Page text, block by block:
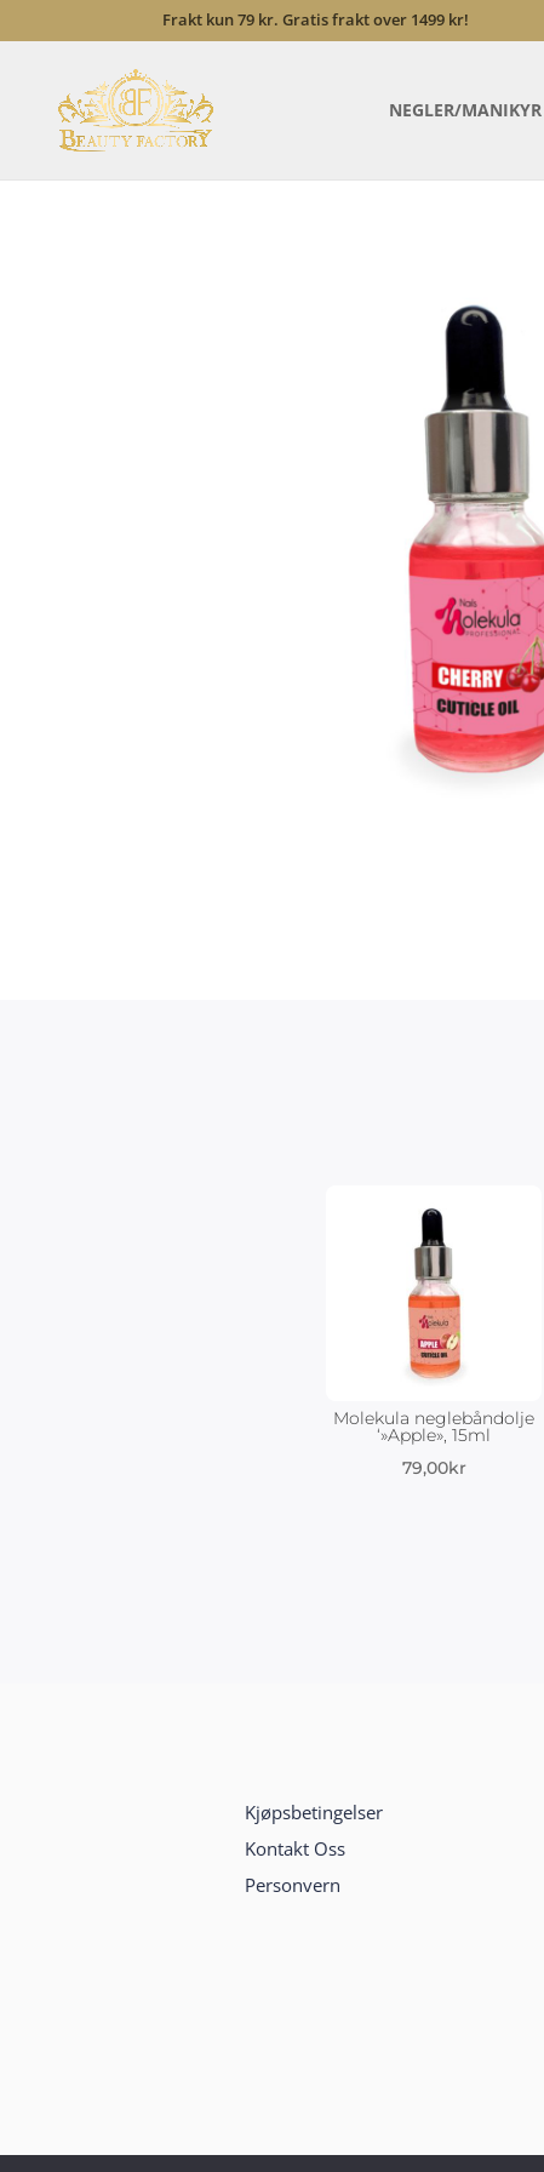
Frakt kun 79 kr. Gratis frakt over 1499 kr!
NEGLER/MANIKYR
Molekula neglebåndolje
‘»Apple», 15ml
79,00kr
Kjøpsbetingelser
Kontakt Oss
Personvern